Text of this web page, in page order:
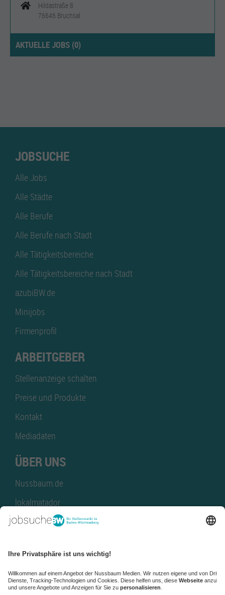
Hildastraße 8
76646 Bruchsal
AKTUELLE JOBS (0)
JOBSUCHE
Alle Jobs
Alle Städte
Alle Berufe
Alle Berufe nach Stadt
Alle Tätigkeitsbereiche
Alle Tätigkeitsbereiche nach Stadt
azubiBW.de
Minijobs
Firmenprofil
ARBEITGEBER
Stellenanzeige schalten
Preise und Produkte
Kontakt
Mediadaten
ÜBER UNS
Nussbaum.de
lokalmatador
kaufinBW
NussbaumID
Nussbaum Medien